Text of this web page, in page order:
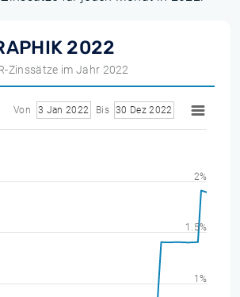
2022
Zinssätze im Jahr 2022
Von 3 Jan 2022 Bis 30 Dez 2022
1%
1.5%
2%